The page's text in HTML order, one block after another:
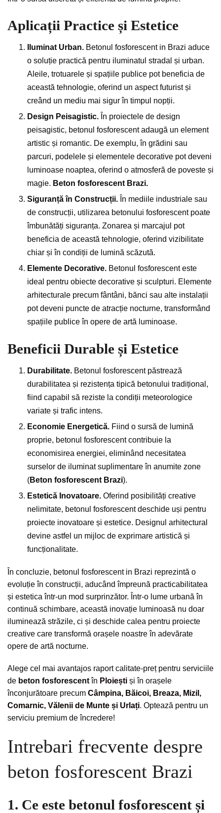
Aplicații Practice și Estetice
Iluminat Urban. Betonul fosforescent in Brazi aduce
o soluție practică pentru iluminatul stradal și urban.
Aleile, trotuarele și spațiile publice pot beneficia de
această tehnologie, oferind un aspect futurist și
creând un mediu mai sigur în timpul nopții.
Design Peisagistic. În proiectele de design
peisagistic, betonul fosforescent adaugă un element
artistic și romantic. De exemplu, în grădini sau
parcuri, podelele și elementele decorative pot deveni
luminoase noaptea, oferind o atmosferă de poveste și
magie. Beton fosforescent Brazi.
Siguranță în Construcții. În mediile industriale sau
de construcții, utilizarea betonului fosforescent poate
îmbunătăți siguranța. Zonarea și marcajul pot
beneficia de această tehnologie, oferind vizibilitate
chiar și în condiții de lumină scăzută.
Elemente Decorative. Betonul fosforescent este
ideal pentru obiecte decorative și sculpturi. Elemente
arhitecturale precum fântâni, bănci sau alte instalații
pot deveni puncte de atracție nocturne, transformând
spațiile publice în opere de artă luminoase.
Beneficii Durable și Estetice
Durabilitate. Betonul fosforescent păstrează
durabilitatea și rezistența tipică betonului tradițional,
fiind capabil să reziste la condiții meteorologice
variate și trafic intens.
Economie Energetică. Fiind o sursă de lumină
proprie, betonul fosforescent contribuie la
economisirea energiei, eliminând necesitatea
surselor de iluminat suplimentare în anumite zone
(Beton fosforescent Brazi).
Estetică Inovatoare. Oferind posibilități creative
nelimitate, betonul fosforescent deschide uși pentru
proiecte inovatoare și estetice. Designul arhitectural
devine astfel un mijloc de exprimare artistică și
funcționalitate.
În concluzie, betonul fosforescent in Brazi reprezintă o
evoluție în construcții, aducând împreună practicabilitatea
și estetica într-un mod surprinzător. Într-o lume urbană în
continuă schimbare, această inovație luminoasă nu doar
iluminează străzile, ci și deschide calea pentru proiecte
creative care transformă orașele noastre în adevărate
opere de artă nocturne.
Alege cel mai avantajos raport calitate-preț pentru serviciile
de beton fosforescentîn Ploiești și în orașele
înconjurătoare precum Câmpina, Băicoi, Breaza, Mizil ,
Comarnic, Vălenii de Munte și Urlați. Optează pentru un
serviciu premium de încredere!
Intrebari frecvente despre
beton fosforescent Brazi
1. Ce este betonul fosforescent și